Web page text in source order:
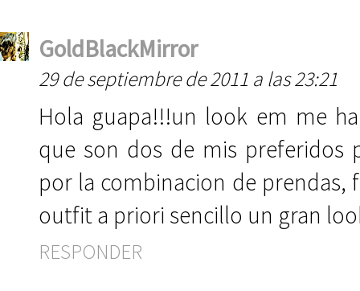
GoldBlackMirror
29 de septiembre de 2011 a las 23:21
Hola guapa!!!un look em me
que son dos de mis preferidos
por la combinacion de prendas,
outfit a priori sencillo un gran
RESPONDER